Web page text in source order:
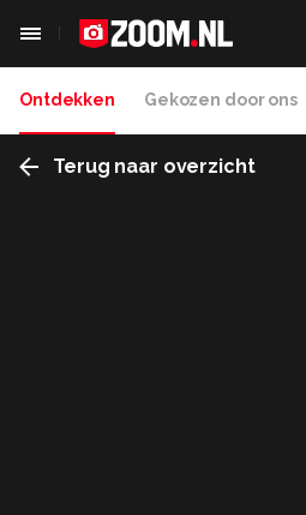
Ontdekken Gekozen door ons
Terug naar overzicht